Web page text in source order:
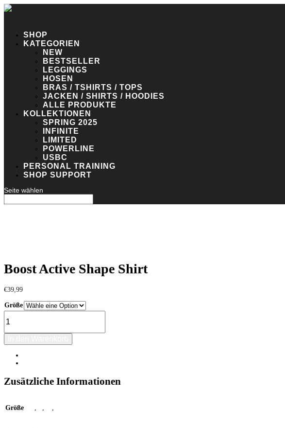
SHOP
KATEGORIEN
NEW
BESTSELLER
LEGGINGS
HOSEN
BRAS / TSHIRTS / TOPS
JACKEN / SHIRTS / HOODIES
ALLE PRODUKTE
KOLLEKTIONEN
SPRING 2025
INFINITE
LIMITED
POWERLINE
USBC
PERSONAL TRAINING
SHOP SUPPORT
Seite wählen
Boost Active Shape Shirt
€39,99
Größe
Boost
Active
Shirt
Menge
Zusätzliche Informationen
Größe , , ,